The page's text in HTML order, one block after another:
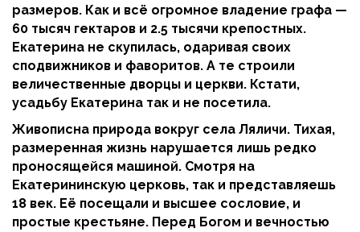
размеров. Как и всё огромное владение графа —
60 тысяч гектаров и 2.5 тысячи крепостных.
Екатерина не скупилась, одаривая своих
сподвижников и фаворитов. А те строили
величественные дворцы и церкви. Кстати,
усадьбу Екатерина так и не посетила.
Живописна природа вокруг села Ляличи. Тихая,
размеренная жизнь нарушается лишь редко
проносящейся машиной. Смотря на
Екатерининскую церковь, так и представляешь
18 век. Её посещали и высшее сословие, и
простые крестьяне. Перед Богом и вечностью